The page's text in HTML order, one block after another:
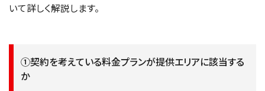
いて詳しく解説します。
①契約を考えている料金プランが提供エリアに該当する
か